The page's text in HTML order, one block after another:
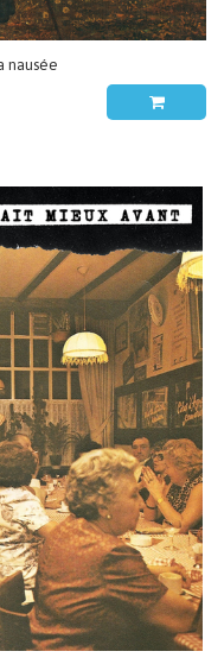
nausée